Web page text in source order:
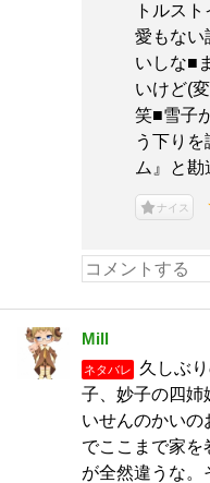
トルス
愛もない
いしな■
いけど(
笑■雪子
う下り
ム』と
ナイス
Mill
ネタバレ
久しぶ
子、妙子の四
いせんのかいの
でここまで家
が全然違うな。